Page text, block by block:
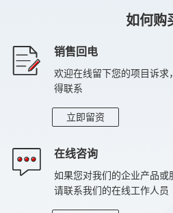
54V DC: ~12000uF
数字特性 黑匣子、在线升级、上
0℃~50℃
存储温度 -40℃~85℃
相对湿度 5%~95%
如何购
销售回电
欢迎在线留下您的项目诉求
得联系
立即留资
在线咨询
如果您对我们的企业产品或
请联系我们的在线工作人员